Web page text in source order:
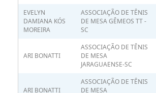
EVELYN
DAMIANA KÓS
MOREIRA
ASSOCIAÇÃO DE TÊNIS
DE MESA GÊMEOS TT -
SC
ARI BONATTI
ASSOCIAÇÃO DE TÊNIS
DE MESA
JARAGUAENSE-SC
ARI BONATTI
ASSOCIAÇÃO DE TÊNIS
DE MESA